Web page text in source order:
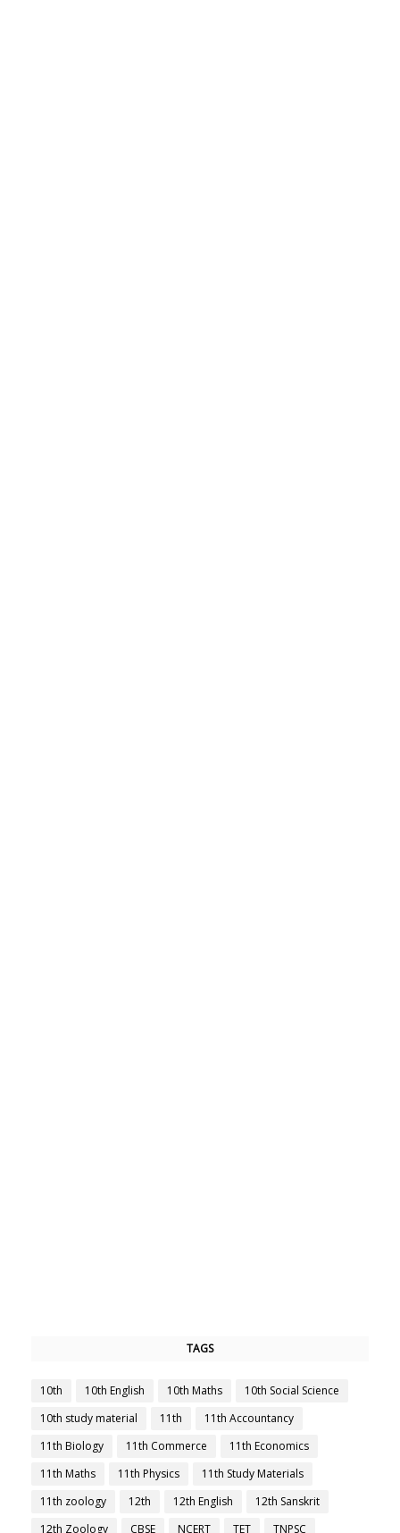
TAGS
10th 10th English 10th Maths
10th Social Science
10th study material
11th
11th Accountancy
11th Biology
11th Commerce
11th Economics
11th Maths
11th Physics
11th Study Materials
11th zoology
12th 12th English
12th Sanskrit
12th Zoology
CBSE NCERT TET TNPSC